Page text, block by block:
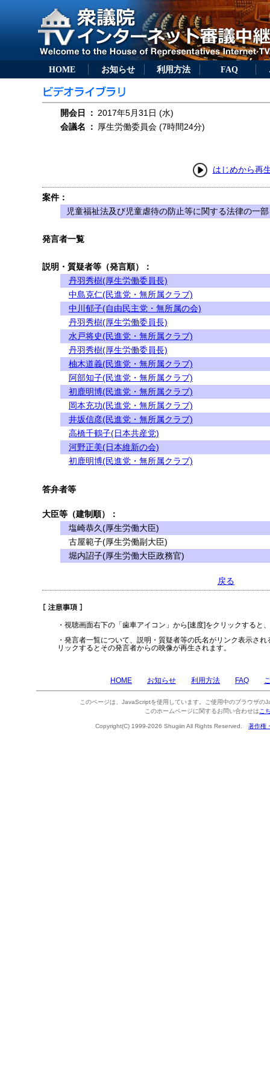
HOME お知らせ 利用方法 FAQ
開会日 ： 2017年5月31日 (水)
会議名
： 厚生労働委員会 (7時間24分)
はじめから再
案件：
児童福祉法及び児童虐待の防止等に関する法律の一
発言者一覧
説明・質疑者等（発言順）：
丹羽秀樹(厚生労働委員長)
中島克仁(民進党・無所属クラブ)
中川郁子(自由民主党・無所属の会)
丹羽秀樹(厚生労働委員長)
水戸将史(民進党・無所属クラブ)
丹羽秀樹(厚生労働委員長)
柚木道義(民進党・無所属クラブ)
阿部知子(民進党・無所属クラブ)
初鹿明博(民進党・無所属クラブ)
岡本充功(民進党・無所属クラブ)
井坂信彦(民進党・無所属クラブ)
高橋千鶴子(日本共産党)
河野正美(日本維新の会)
初鹿明博(民進党・無所属クラブ)
答弁者等
大臣等（建制順）：
塩崎恭久(厚生労働大臣)
古屋範子(厚生労働副大臣)
堀内詔子(厚生労働大臣政務官)
戻る
・視聴画面右下の「歯車アイコン」から[速度]をクリックすると
・発言者一覧について、説明・質疑者等の氏名がリンク表示さ
リックするとその発言者からの映像が再生されます。
HOME お知らせ 利用方法 FAQ
このページは、JavaScriptを使用しています。ご使用中のブラウザの
このホームページに関するお問い合わせは こ
Copyright(C) 1999-2026 Shugiin All Rights Reserved. 著作権